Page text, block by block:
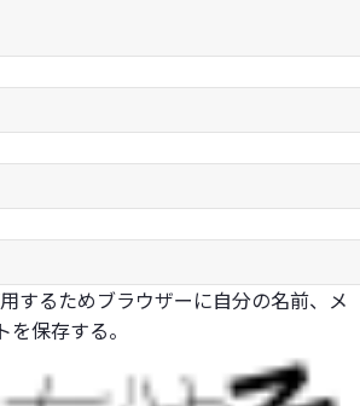
するためブラウザーに自分の名前、メ
保存する。